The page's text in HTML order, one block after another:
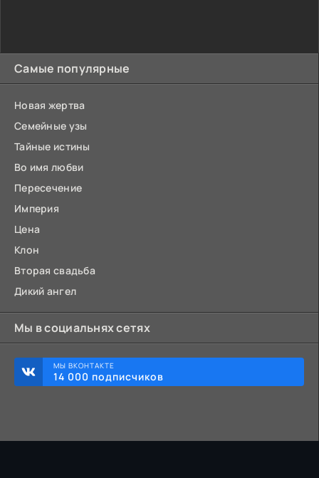
Самые популярные
Новая жертва
Семейные узы
Тайные истины
Во имя любви
Пересечение
Империя
Цена
Клон
Вторая свадьба
Дикий ангел
Мы в социальнях сетях
МЫ ВКОНТАКТЕ
14 000 подписчиков